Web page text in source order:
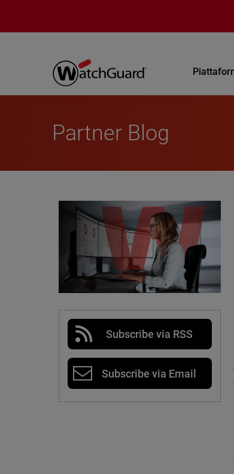
Partner Blog
Subscribe via RSS
Subscribe via Email